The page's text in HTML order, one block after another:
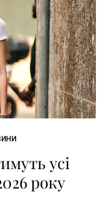
усі
року